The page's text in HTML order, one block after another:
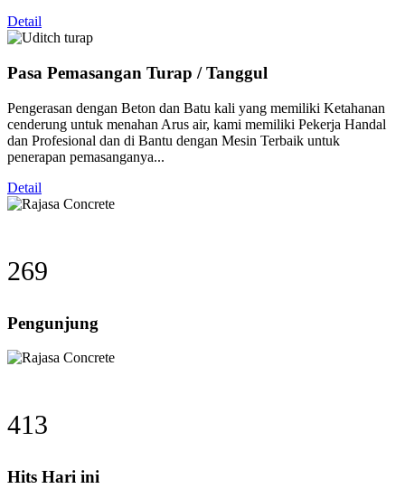
Detail
Pasa Pemasangan Turap / Tanggul
Pengerasan dengan Beton dan Batu kali yang memiliki Ketahanan
cenderung untuk menahan Arus air, kami memiliki Pekerja Handal
dan Profesional dan di Bantu dengan Mesin Terbaik untuk
penerapan pemasanganya...
Detail
340
Pengunjung
523
Hits Hari ini